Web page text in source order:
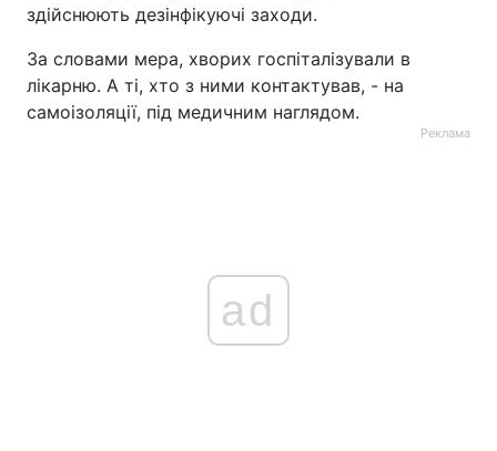
здійснюють дезінфікуючі заходи.
За словами мера, хворих госпіталізували в
лікарню. А ті, хто з ними контактував, - на
самоізоляції, під медичним наглядом.
Реклама
ad